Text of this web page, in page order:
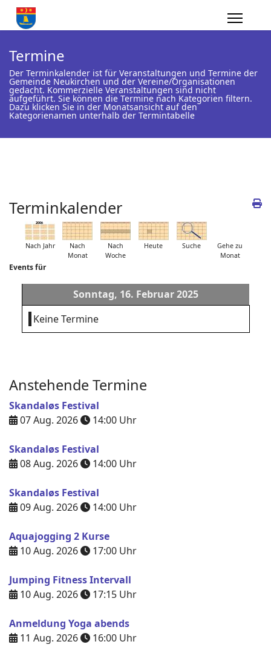
Termine
Der Terminkalender ist für Veranstaltungen und Termine der
Gemeinde Neukirchen und der Vereine/Organisationen
gedacht. Kommerzielle Veranstaltungen sind nicht
aufgeführt. Sie können die Termine nach Kategorien filtern.
Dazu klicken Sie in der Monatsansicht auf den
Kategorienamen unterhalb der Termintabelle
Terminkalender
Nach Jahr
Nach
Monat
Nach
Woche
Heute Suche
Gehe zu
Monat
Events für
Sonntag, 16. Februar 2025
Keine Termine
Anstehende Termine
Skandaløs Festival
07 Aug. 2026
14:00 Uhr
Skandaløs Festival
08 Aug. 2026
14:00 Uhr
Skandaløs Festival
09 Aug. 2026
14:00 Uhr
Aquajogging 2 Kurse
10 Aug. 2026
17:00 Uhr
Jumping Fitness Intervall
10 Aug. 2026
17:15 Uhr
Anmeldung Yoga abends
11 Aug. 2026
16:00 Uhr